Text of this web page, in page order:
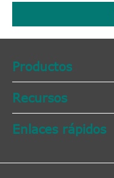
Productos
Recursos
Enlaces rápidos